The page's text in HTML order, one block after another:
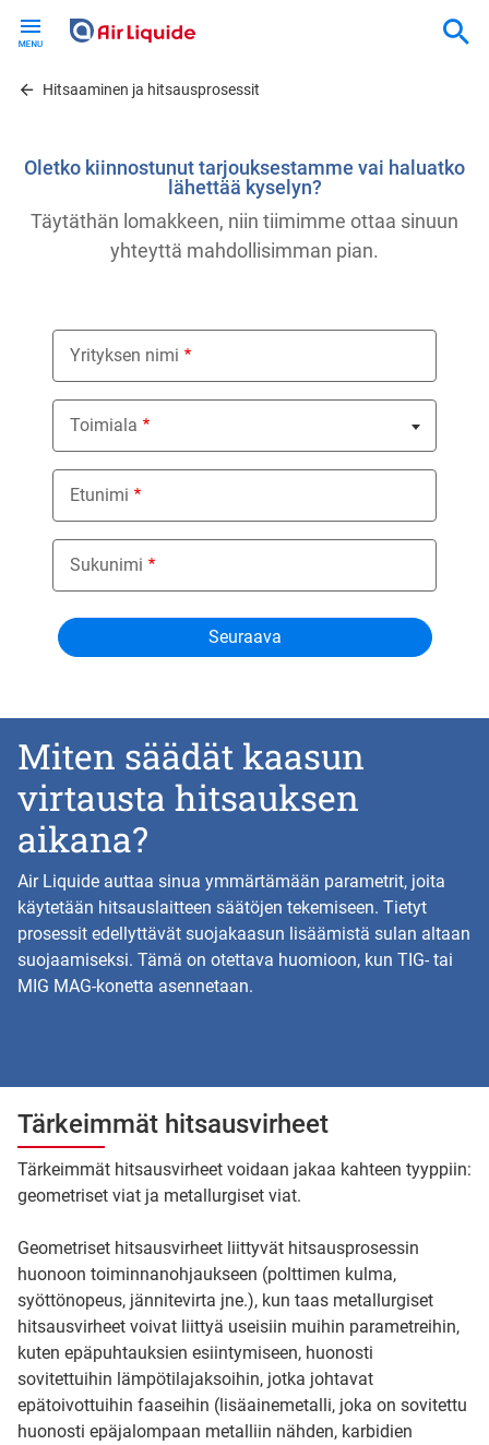
contentHitsaaminen ja hitsausprosessit
Miten säädät kaasun
virtausta hitsauksen
aikana?
Air Liquide auttaa sinua ymmärtämään parametrit, joita
käytetään hitsauslaitteen säätöjen tekemiseen. Tietyt
prosessit edellyttävät suojakaasun lisäämistä sulan altaan
suojaamiseksi. Tämä on otettava huomioon, kun TIG- tai
MIG MAG-konetta asennetaan.
Tärkeimmät hitsausvirheet
Tärkeimmät hitsausvirheet voidaan jakaa kahteen tyyppiin:
geometriset viat ja metallurgiset viat.
Geometriset hitsausvirheet liittyvät hitsausprosessin
huonoon toiminnanohjaukseen (polttimen kulma,
syöttönopeus, jännitevirta jne.), kun taas metallurgiset
hitsausvirheet voivat liittyä useisiin muihin parametreihin,
kuten epäpuhtauksien esiintymiseen, huonosti
sovitettuihin lämpötilajaksoihin, jotka johtavat
epätoivottuihin faaseihin (lisäainemetalli, joka on sovitettu
huonosti epäjalompaan metalliin nähden, karbidien
Oletko kiinnostunut tarjouksestamme vai haluatko
lähettää kyselyn?
Täytäthän lomakkeen, niin tiimimme ottaa sinuun
yhteyttä mahdollisimman pian.
Yrityksen nimi
Toimiala
Nothing selected
Etunimi
Sukunimi